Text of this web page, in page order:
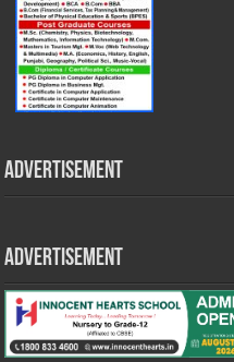
Advertisement
Advertisement